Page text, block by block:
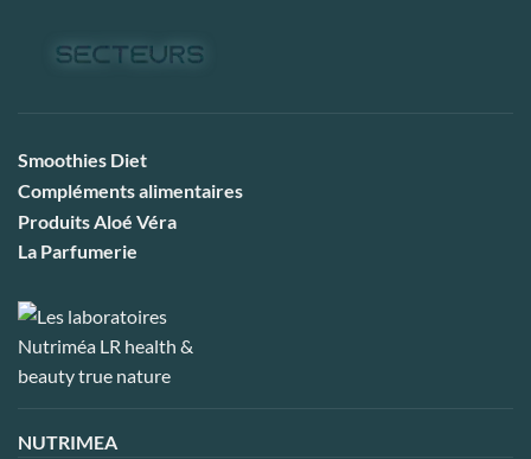
Smoothies Diet
Compléments alimentaires
Produits Aloé Véra
La Parfumerie
NUTRIMEA